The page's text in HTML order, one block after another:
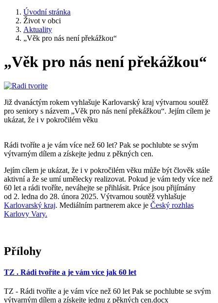
Úvodní stránka
Život v obci
Aktuality
„Věk pro nás není překážkou“
„Věk pro nás není překážkou“
Již dvanáctým rokem vyhlašuje Karlovarský kraj výtvarnou soutěž
pro seniory s názvem „Věk pro nás není překážkou“. Jejím cílem je
ukázat, že i v pokročilém věku
Rádi tvoříte a je vám více než 60 let? Pak se pochlubte se svým
výtvarným dílem a získejte jednu z pěkných cen.
Jejím cílem je ukázat, že i v pokročilém věku může být člověk stále
aktivní a že se umí umělecky realizovat. Pokud je vám tedy více než
60 let a rádi tvoříte, neváhejte se přihlásit. Práce jsou přijímány
od 2. ledna do 28. února 2025. Výtvarnou soutěž vyhlašuje
Karlovarský kraj. Mediálním partnerem akce je Český rozhlas
Karlovy Vary.
Přílohy
TZ . Rádi tvoříte a je vám více jak 60 let
TZ - Rádi tvoříte a je vám více než 60 let Pak se pochlubte se svým
výtvarným dílem a získejte jednu z pěkných cen.docx